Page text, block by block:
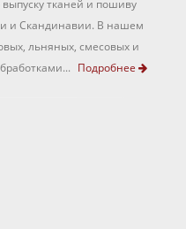
тканей и пошиву
и Скандинавии. В нашем
льняных, смесовых и
Подробнее